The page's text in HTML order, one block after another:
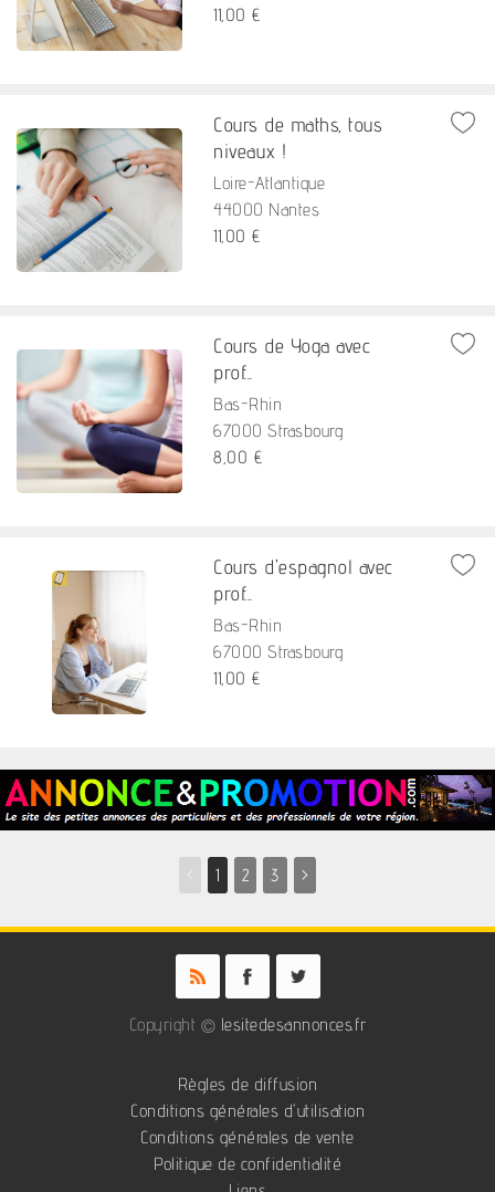
11,00 €
Cours de maths, tous
niveaux !
Loire-Atlantique
44000 Nantes
11,00 €
Cours de Yoga avec
prof...
Bas-Rhin
67000 Strasbourg
8,00 €
Cours d'espagnol avec
prof...
Bas-Rhin
67000 Strasbourg
11,00 €
1 2 3 >
Copyright © lesitedesannonces.fr
Règles de diffusion
Conditions générales d'utilisation
Conditions générales de vente
Politique de confidentialité